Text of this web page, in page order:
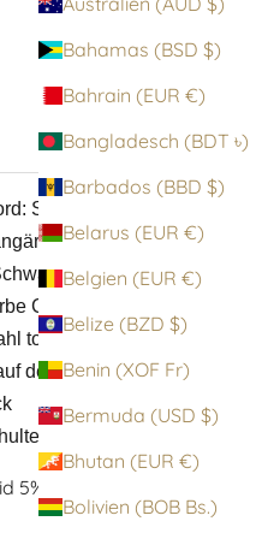
Bahamas (BSD $)
Bahrain (EUR €)
Bangladesch (BDT ৳)
Barbados (BBD $)
Belarus (EUR €)
Belgien (EUR €)
Belize (BZD $)
Benin (XOF Fr)
Bermuda (USD $)
Bhutan (EUR €)
Bolivien (BOB Bs.)
Strukturierter Body
Body eine
oder in der
Candy Rosa bildet
toller Looks. Das
der Haut.
5% Elastan